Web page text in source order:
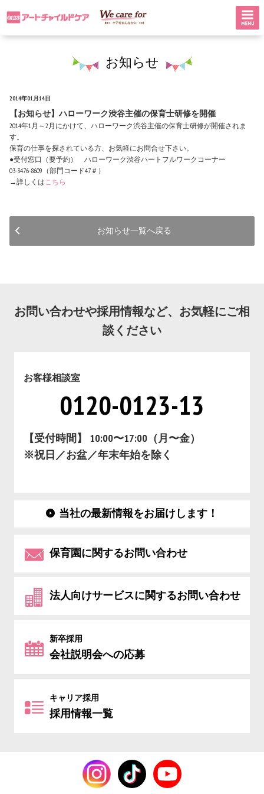
お知らせ
2014年01月14日
【お知らせ】ハローワーク渋谷主催の保育士研修を開催
2014年1月～2月にかけて、ハローワーク渋谷主催の保育士研修が開催されま
す。
保育の仕事を探されている方、お気軽にお問合せ下さい。
●受付窓口（要予約） ハローワーク渋谷ハートフルワークコーナー
03-3476-8609（部門コード47＃）
→詳しくは こちら
お知らせ一覧へ戻る
お問い合わせや採用情報など、お気軽にご相
談ください
お客様相談室
0120-0123-13
【受付時間】 10:00〜17:00（月〜金）
※祝日／お盆／年末年始を除く
当社の最新情報をお届けします！
保育園に関するお問い合わせ
法人向けサービスに関するお問い合わせ
新卒採用
会社説明会への応募
キャリア採用
採用情報一覧